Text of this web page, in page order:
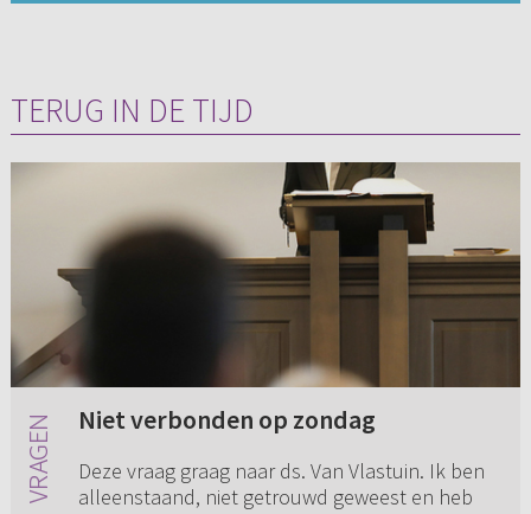
TERUG IN DE TIJD
Niet verbonden op zondag
Deze vraag graag naar ds. Van Vlastuin. Ik ben
alleenstaand, niet getrouwd geweest en heb